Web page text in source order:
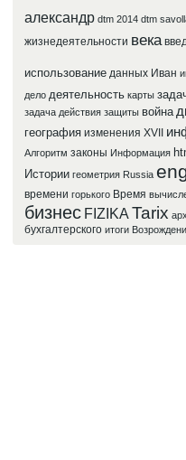
александр dtm 2014 dtm
жизнедеятельности века
использование данных Иван
дело деятельность карты
задача действия защиты война
география изменения XVII
Алгоритм законы Информация
Истории геометрия Russia
времени горького Время
бизнес FIZIKA Tarix
бухгалтерского итоги